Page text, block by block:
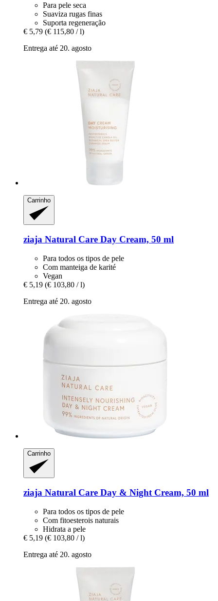
Para pele seca
Suaviza rugas finas
Suporta regeneração
€ 5,79 (€ 115,80 / l)
Entrega até 20. agosto
Carrinho
ziaja Natural Care Day Cream, 50 ml
Para todos os tipos de pele
Com manteiga de karité
Vegan
€ 5,19 (€ 103,80 / l)
Entrega até 20. agosto
Carrinho
ziaja Natural Care Day & Night Cream, 50 ml
Para todos os tipos de pele
Com fitoesterois naturais
Hidrata a pele
€ 5,19 (€ 103,80 / l)
Entrega até 20. agosto